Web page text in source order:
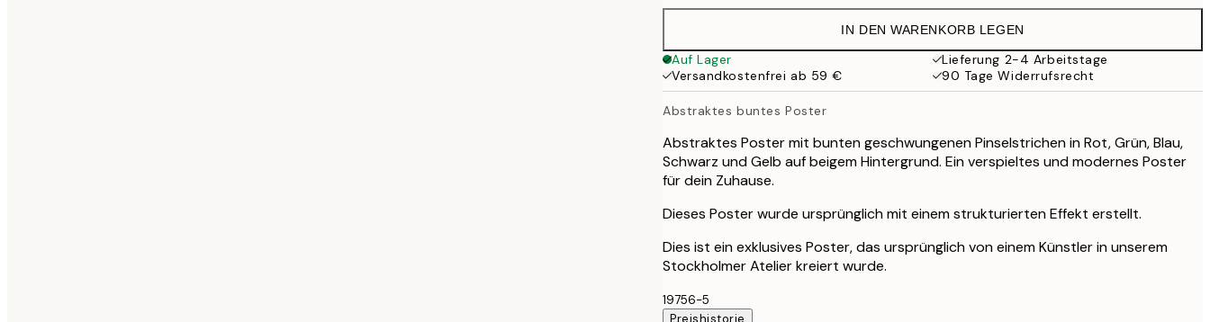
38 €
54,45 €
IN DEN WARENKORB LEGEN
Auf Lager
Lieferung 2-4 Arbeitstage
Versandkostenfrei ab 59 €
90 Tage Widerrufsrecht
Abstraktes buntes Poster
Abstraktes Poster mit bunten geschwungenen Pinselstrichen in Rot, Grün, Blau,
Schwarz und Gelb auf beigem Hintergrund. Ein verspieltes und modernes Poster
für dein Zuhause.
Dieses Poster wurde ursprünglich mit einem strukturierten Effekt erstellt.
Dies ist ein exklusives Poster, das ursprünglich von einem Künstler in unserem
Stockholmer Atelier kreiert wurde.
19756-5
Preishistorie